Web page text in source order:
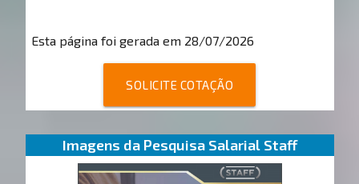
Esta página foi gerada em 28/07/2026
SOLICITE COTAÇÃO
Imagens da Pesquisa Salarial Staff